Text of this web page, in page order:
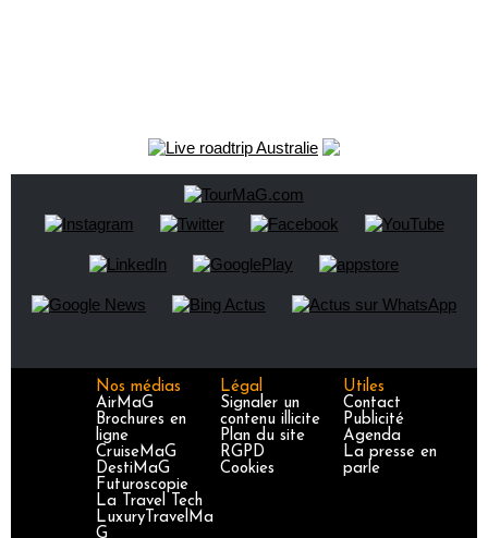
Nos médias
AirMaG
Brochures en
ligne
CruiseMaG
DestiMaG
Futuroscopie
La Travel Tech
LuxuryTravelMa
G
Légal
Signaler un
contenu illicite
Plan du site
RGPD
Cookies
Utiles
Contact
Publicité
Agenda
La presse en
parle